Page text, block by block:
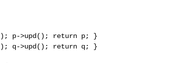
p->upd(); return p; }
q->upd(); return q; }